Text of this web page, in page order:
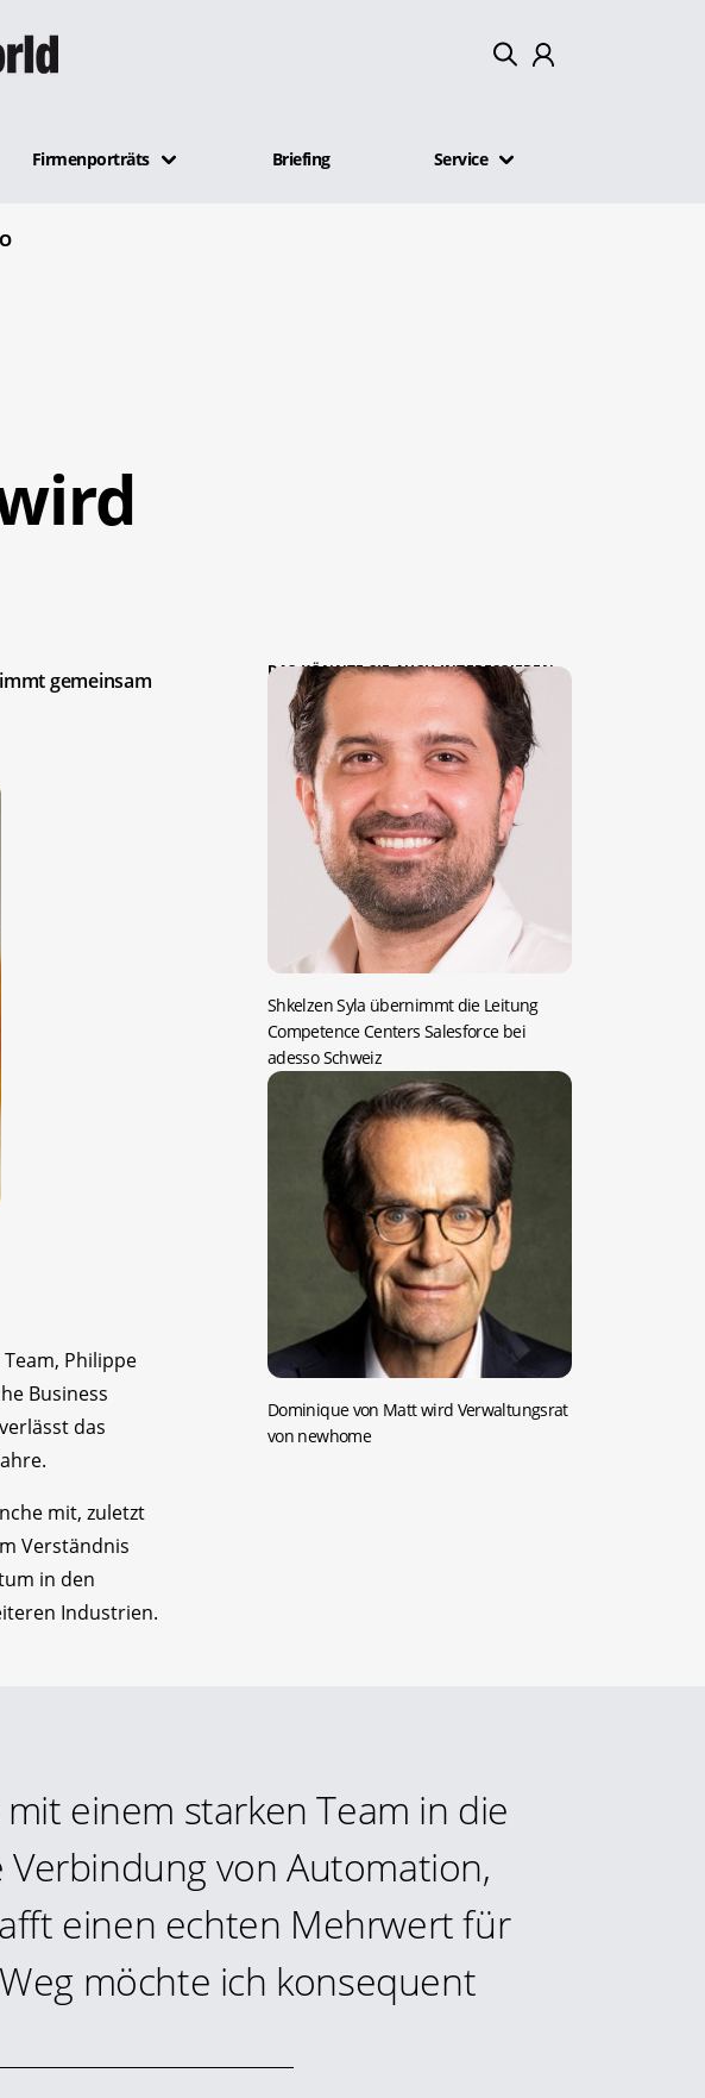
Firmenporträts Briefing Service
gemeinsam
Philippe
Business
das
mit, zuletzt
Verständnis
in den
Industrien.
DAS KÖNNTE SIE AUCH INTERESSIEREN:
Shkelzen Syla übernimmt die Leitung
Competence Centers Salesforce bei
adesso Schweiz
Dominique von Matt wird Verwaltungsrat
von newhome
einem starken Team in die
von Automation,
einen echten Mehrwert für
möchte ich konsequent